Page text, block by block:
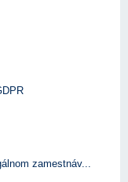
zamestnáv...